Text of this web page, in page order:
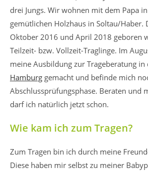
drei Jungs. Wir wohnen mit dem Papa
gemütlichen Holzhaus in Soltau/Haber.
Oktober 2016 und April 2018 geboren
Teilzeit- bzw. Vollzeit-Traglinge. Im
meine Ausbildung zur Trageberatung in
Hamburg gemacht und befinde mich
Abschlussprüfungsphase. Beraten und
darf ich natürlich jetzt schon.
Wie kam ich zum Tragen?
Zum Tragen bin ich durch meine
Diese haben mir selbst zu meiner